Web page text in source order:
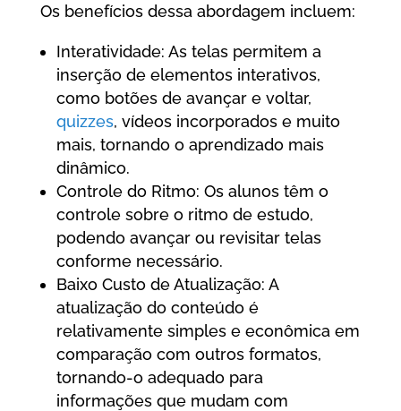
Os benefícios dessa abordagem incluem:
Interatividade: As telas permitem a
inserção de elementos interativos,
como botões de avançar e voltar,
quizzes, vídeos incorporados e muito
mais, tornando o aprendizado mais
dinâmico.
Controle do Ritmo: Os alunos têm o
controle sobre o ritmo de estudo,
podendo avançar ou revisitar telas
conforme necessário.
Baixo Custo de Atualização: A
atualização do conteúdo é
relativamente simples e econômica em
comparação com outros formatos,
tornando-o adequado para
informações que mudam com